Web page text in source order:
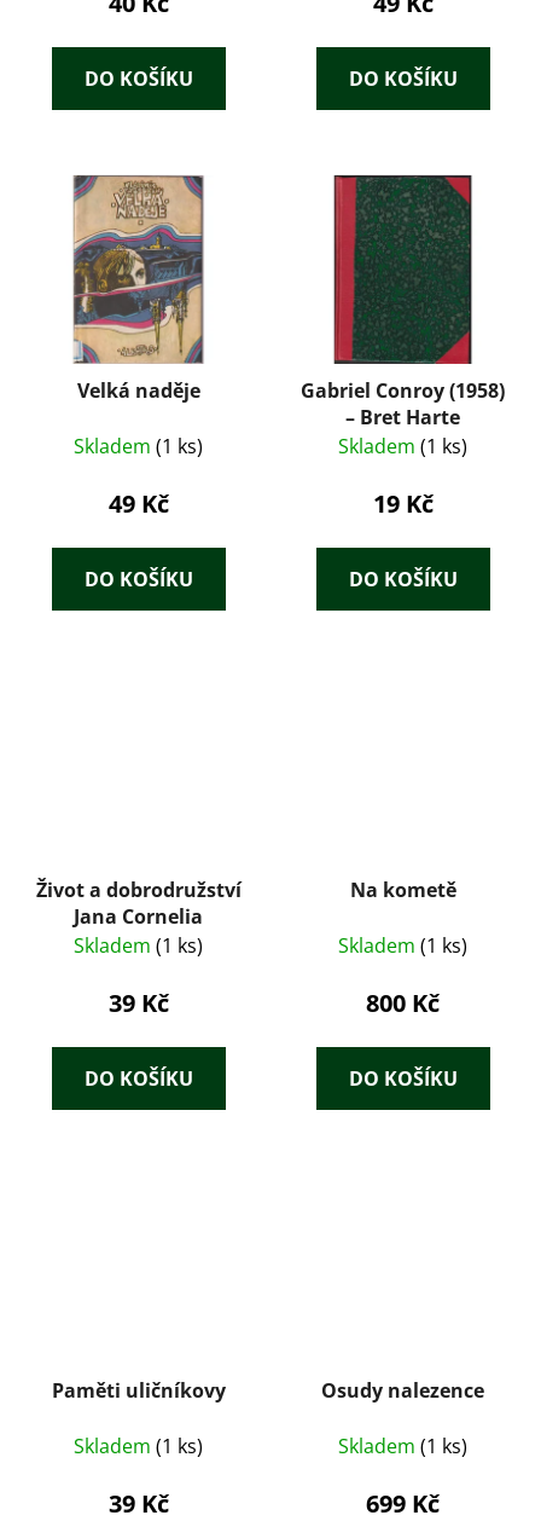
DO KOŠÍKU DO KOŠÍKU
Velká naděje
Skladem (1 ks)
49 Kč
DO KOŠÍKU
Gabriel Conroy (1958)
– Bret Harte
Skladem (1 ks)
19 Kč
DO KOŠÍKU
Život a dobrodružství
Jana Cornelia
Skladem (1 ks)
39 Kč
DO KOŠÍKU
Na kometě
Skladem (1 ks)
800 Kč
DO KOŠÍKU
Paměti uličníkovy
Skladem (1 ks)
39 Kč
Osudy nalezence
Skladem (1 ks)
699 Kč